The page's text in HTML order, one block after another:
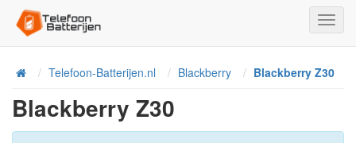
HomeTelefoon-Batterijen.nl Blackberry Blackberry Z30
Blackberry Z30